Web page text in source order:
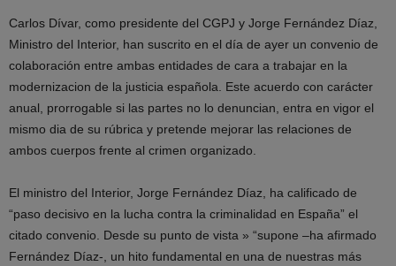
Carlos Dívar, como presidente del CGPJ y Jorge Fernández Díaz,
Ministro del Interior, han suscrito en el día de ayer un convenio de
colaboración entre ambas entidades de cara a trabajar en la
modernizacion de la justicia española. Este acuerdo con carácter
anual, prorrogable si las partes no lo denuncian, entra en vigor el
mismo dia de su rúbrica y pretende mejorar las relaciones de
ambos cuerpos frente al crimen organizado.
El ministro del Interior, Jorge Fernández Díaz, ha calificado de
“paso decisivo en la lucha contra la criminalidad en España” el
citado convenio. Desde su punto de vista » “supone –ha afirmado
Fernández Díaz-, un hito fundamental en una de nuestras más